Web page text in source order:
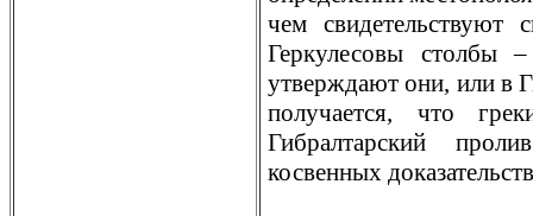
чем
Геркулесовы столбы
утверждают они, или в
получается, что
Гибралтарский
косвенных